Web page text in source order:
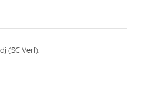
(SC Verl).